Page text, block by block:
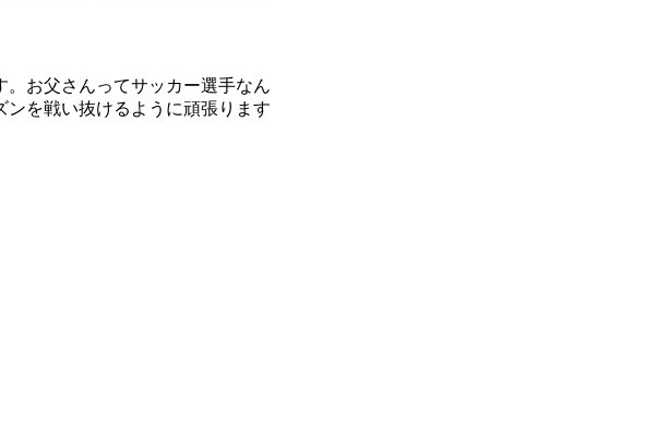
。お父さんってサッカー選手なん
を戦い抜けるように頑張ります